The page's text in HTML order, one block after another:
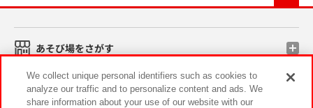
あそび場をさがす
ゲーム機をさがす
We collect unique personal identifiers such as cookies to
analyze our traffic and to personalize content and ads. We
share information about your use of our website with our